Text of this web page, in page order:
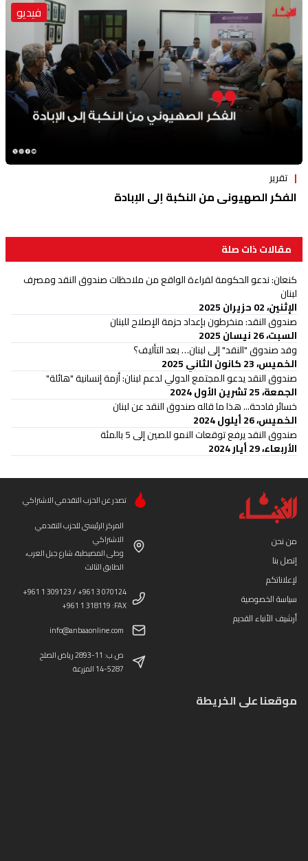
فيديو
تقرير
الفكر الصهيوني من النكبة إلى الإبادة
مقالات ذات صلة
كنعان: ندعو الحكومة لقراءة الواقع من ملاحظات صندوق النقد ومصرف
لبنان
الإثنين، 02 حزيران 2025
صندوق النقد: منخرطون بإعداد حزمة الإصلاح للبنان
السبت، 26 نيسان 2025
وفد صندوق "النقد" إلى لبنان… بعد التأليف؟
الخميس، 23 كانون الثاني 2025
صندوق النقد يدعو المجتمع الدولي لدعم لبنان: أزمة إنسانية "هائلة"
الجمعة، 25 تشرين الأول 2024
خسائر فادحة... هذا ما قاله صندوق النقد عن لبنان
الخميس، 26 أيلول 2024
صندوق النقد يرفع توقعات النمو للصين إلى 5 بالمئة
الأربعاء، 29 أيار 2024
من نحن
إتصل بنا
لإعلاناتكم
سياسة الخصوصية
أرشيف الأنباء القديم
تصدر عن الحزب التقدمي الاشتراكي
المركز الرئيسي للحزب التقدمي
الاشتراكي
وطى المصيطبة، شارع جبل العرب،
الطابق الثالث
+961 1 309123 / +961 3 070124
+961 1 318119 :FAX
info@anbaaonline.com
ص.ب: 11-2893 رياض الصلح
14-5287 المزرعة
موقعنا على الخريطة